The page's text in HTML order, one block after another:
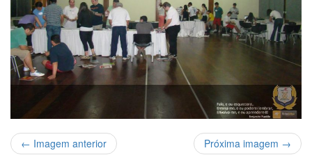
← Imagem anterior Próxima imagem →